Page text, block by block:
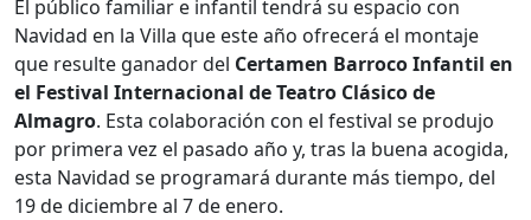
El público familiar e infantil tendrá su espacio con
Navidad en la Villa que este año ofrecerá el montaje
que resulte ganador del Certamen Barroco Infantil en
el Festival Internacional de Teatro Clásico de
Almagro. Esta colaboración con el festival se produjo
por primera vez el pasado año y, tras la buena acogida,
esta Navidad se programará durante más tiempo, del
19 de diciembre al 7 de enero.